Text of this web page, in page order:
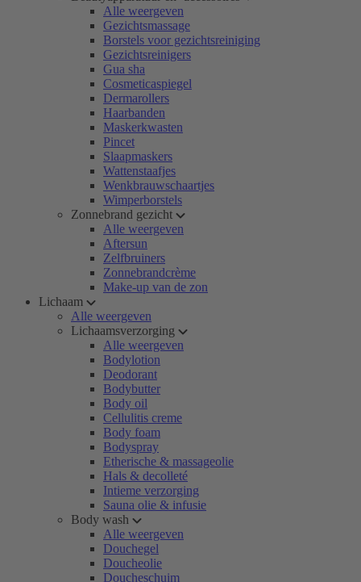
Alle weergeven
Gezichtsmassage
Borstels voor gezichtsreiniging
Gezichtsreinigers
Gua sha
Cosmeticaspiegel
Dermarollers
Haarbanden
Maskerkwasten
Pincet
Slaapmaskers
Wattenstaafjes
Wenkbrauwschaartjes
Wimperborstels
Zonnebrand gezicht
Alle weergeven
Aftersun
Zelfbruiners
Zonnebrandcrème
Make-up van de zon
Lichaam
Alle weergeven
Lichaamsverzorging
Alle weergeven
Bodylotion
Deodorant
Bodybutter
Body oil
Cellulitis creme
Body foam
Bodyspray
Etherische & massageolie
Hals & decolleté
Intieme verzorging
Sauna olie & infusie
Body wash
Alle weergeven
Douchegel
Doucheolie
Doucheschuim